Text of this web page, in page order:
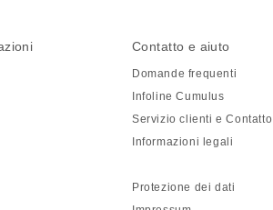
Contatto e aiuto
Domande frequenti
Infoline Cumulus
Servizio clienti e Contatto
Informazioni legali
Protezione dei dati